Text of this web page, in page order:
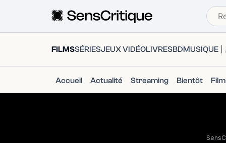
FILMSSÉRIESJEUX VIDÉOLIVRESBDMUSIQUE
Accueil Actualité Streaming Bientôt